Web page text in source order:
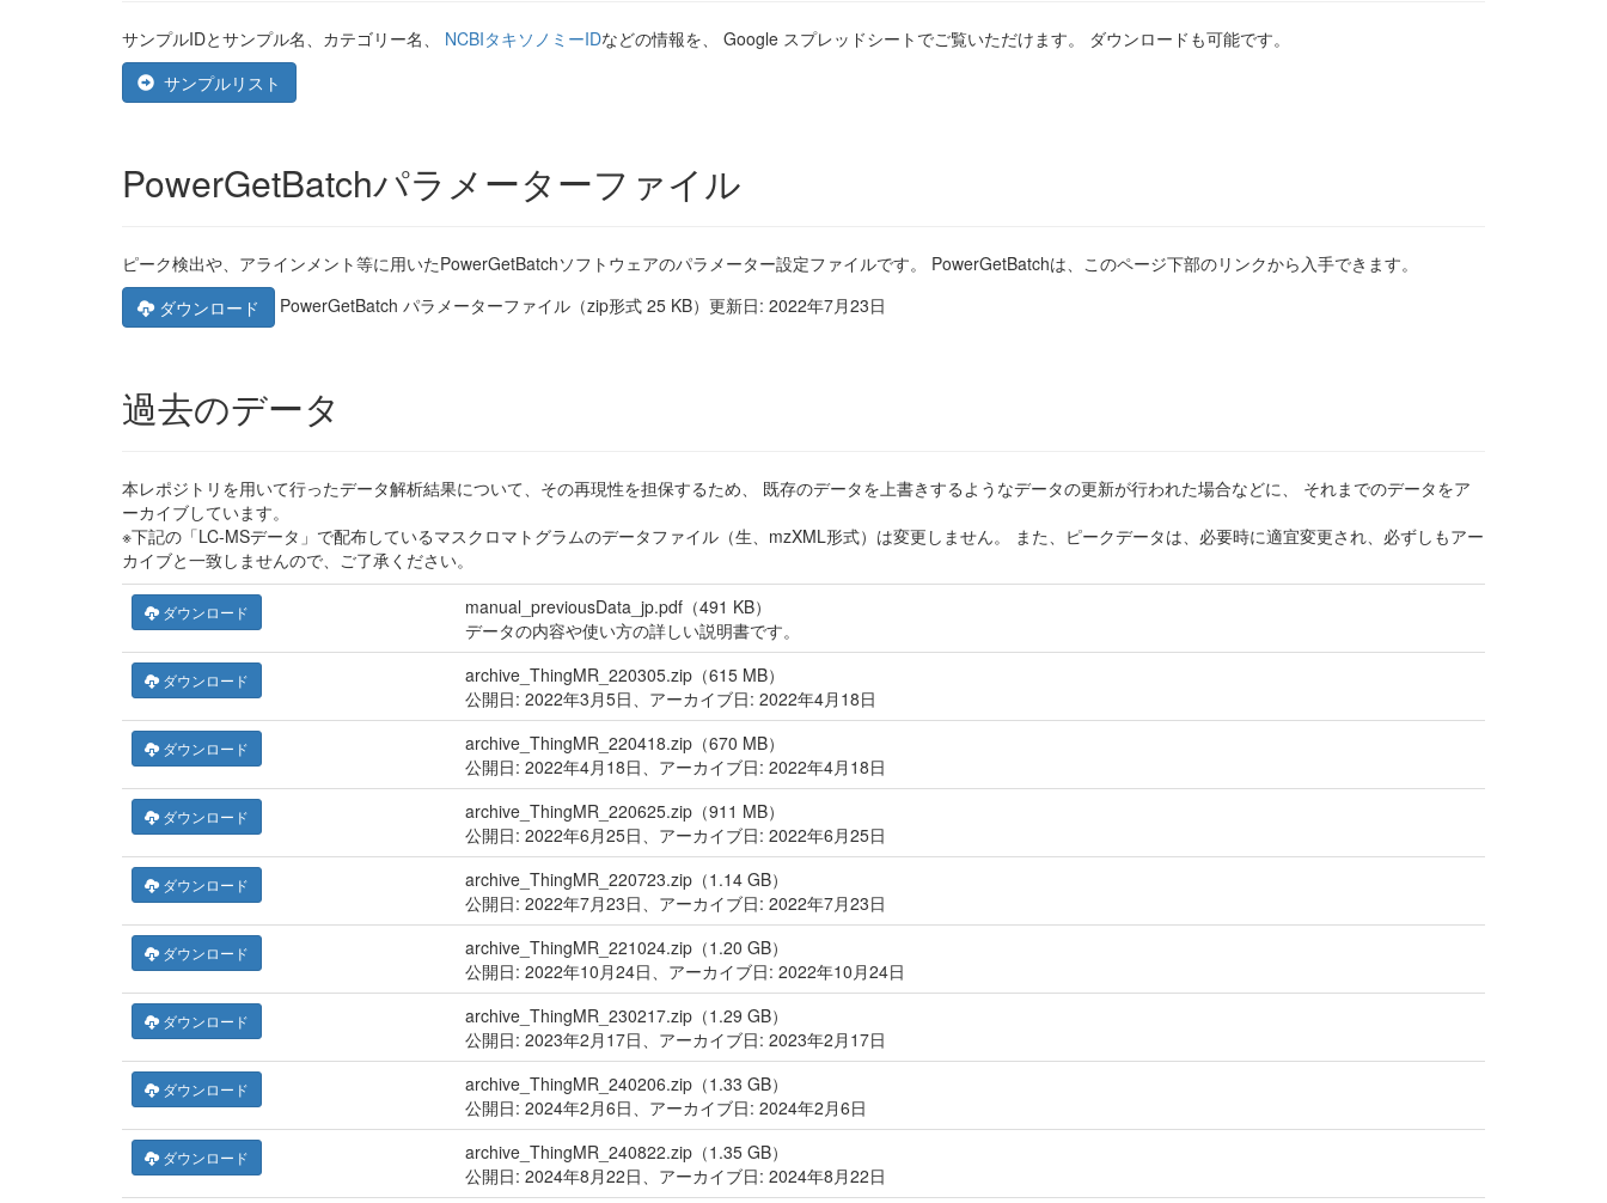
サンプルIDとサンプル名、カテゴリー名、 NCBIタキソノミーIDなどの情報を、 Google スプレッドシートでご覧いただけます。 ダウンロードも可能です。
サンプルリスト
PowerGetBatchパラメーターファイル
ピーク検出や、アラインメント等に用いたPowerGetBatchソフトウェアのパラメーター設定ファイルです。 PowerGetBatchは、このページ下部のリンクから入手できます。
ダウンロード
PowerGetBatch パラメーターファイル（zip形式 25 KB）更新日: 2022年7月23日
過去のデータ
本レポジトリを用いて行ったデータ解析結果について、その再現性を担保するため、 既存のデータを上書きするようなデータの更新が行われた場合などに、 それまでのデータをア
ーカイブしています。
※下記の「LC-MSデータ」で配布しているマスクロマトグラムのデータファイル（生、mzXML形式）は変更しません。 また、ピークデータは、必要時に適宜変更され、必ずしもアー
カイブと一致しませんので、ご了承ください。
ダウンロード
manual_previousData_jp.pdf（491 KB）
データの内容や使い方の詳しい説明書です。
ダウンロード
archive_ThingMR_220305.zip（615 MB）
公開日: 2022年3月5日、アーカイブ日: 2022年4月18日
ダウンロード
archive_ThingMR_220418.zip（670 MB）
公開日: 2022年4月18日、アーカイブ日: 2022年4月18日
ダウンロード
archive_ThingMR_220625.zip（911 MB）
公開日: 2022年6月25日、アーカイブ日: 2022年6月25日
ダウンロード
archive_ThingMR_220723.zip（1.14 GB）
公開日: 2022年7月23日、アーカイブ日: 2022年7月23日
ダウンロード
archive_ThingMR_221024.zip（1.20 GB）
公開日: 2022年10月24日、アーカイブ日: 2022年10月24日
ダウンロード
archive_ThingMR_230217.zip（1.29 GB）
公開日: 2023年2月17日、アーカイブ日: 2023年2月17日
ダウンロード
archive_ThingMR_240206.zip（1.33 GB）
公開日: 2024年2月6日、アーカイブ日: 2024年2月6日
ダウンロード
archive_ThingMR_240822.zip（1.35 GB）
公開日: 2024年8月22日、アーカイブ日: 2024年8月22日